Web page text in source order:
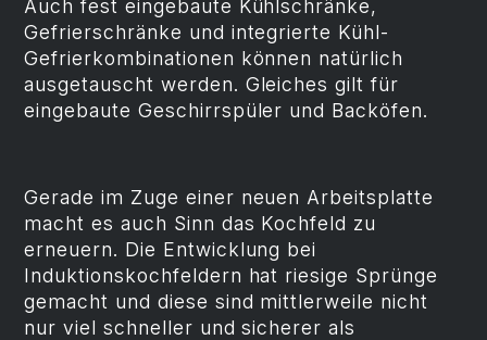
Auch fest eingebaute Kühlschränke,
Gefrierschränke und integrierte Kühl-
Gefrierkombinationen können natürlich
ausgetauscht werden. Gleiches gilt für
eingebaute Geschirrspüler und Backöfen.
Gerade im Zuge einer neuen Arbeitsplatte
macht es auch Sinn das Kochfeld zu
erneuern. Die Entwicklung bei
Induktionskochfeldern hat riesige Sprünge
gemacht und diese sind mittlerweile nicht
nur viel schneller und sicherer als